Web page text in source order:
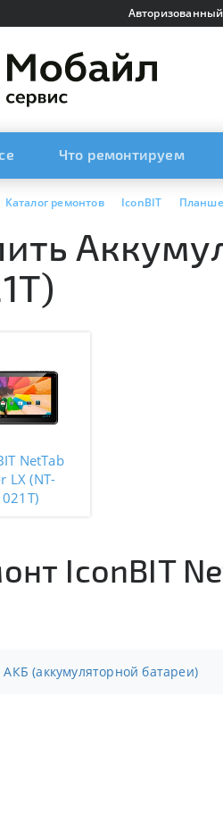
Что ремонтируем
Каталог ремонтов IconBIT
NetTab
LX (NT-
IconBIT
АКБ (аккумуляторной батареи)